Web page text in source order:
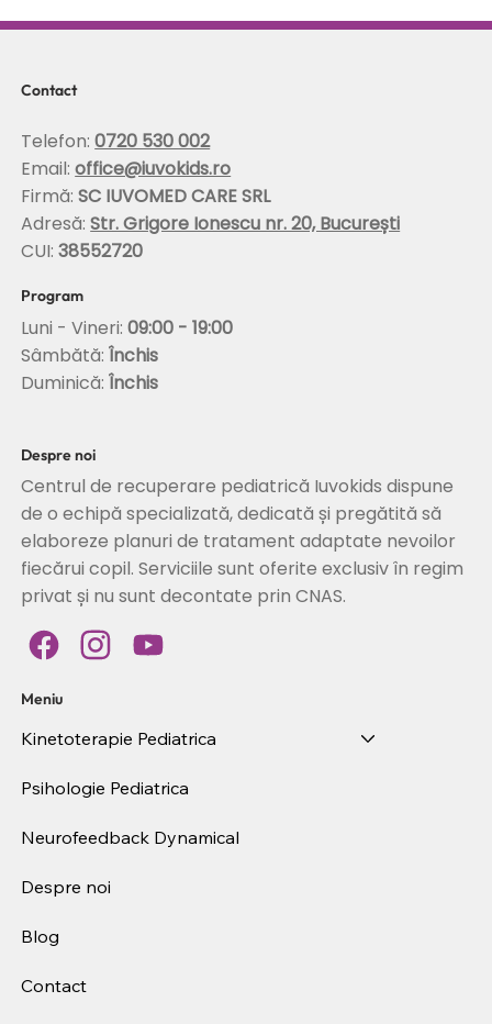
Scolioza la copii: rolul terapiei Schroth in
coloanei
Meniu
Kinetoterapie Pediatrica
Psihologie Pediatrica
Neurofeedback Dynamical
Despre noi
Blog
Contact
Despre noi
Centrul de recuperare pediatrică Iuvokids dispune
de o echipă specializată, dedicată și pregătită să
elaboreze planuri de tratament adaptate nevoilor
fiecărui copil. Serviciile sunt oferite exclusiv în regim
privat și nu sunt decontate prin CNAS.
Program
Luni - Vineri:09:00 - 19:00
Sâmbătă:Închis
Duminică: Închis
Contact
Telefon:0720 530 002
Email:office@iuvokids.ro
Firmă:SC IUVOMED CARE SRL
Adresă:Str. Grigore Ionescu nr. 20, București
CUI:38552720